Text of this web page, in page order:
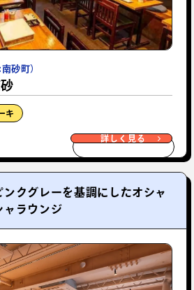
砂町）
キ
詳しく見る
クグレーを基調にしたオシャ
ャラウンジ